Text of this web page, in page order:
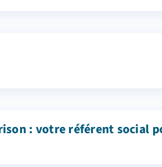
: votre référent social